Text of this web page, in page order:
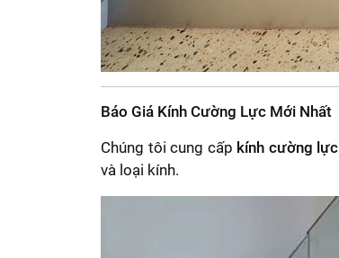
Báo Giá Kính Cường Lực Mới Nhất
Chúng tôi cung cấp kính cường lực
và loại kính.